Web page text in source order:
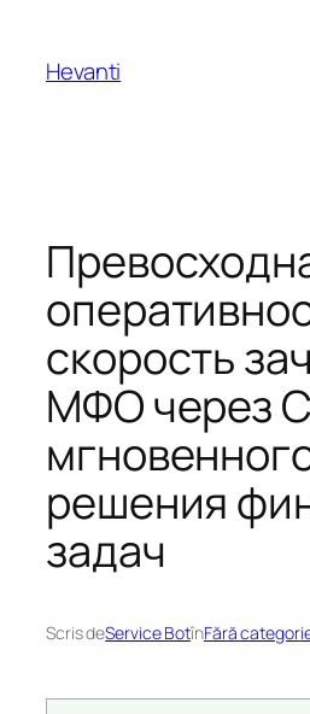
conținut
Hevanti
скорость
МФО через
решения
задач
Scris deService BotînFără